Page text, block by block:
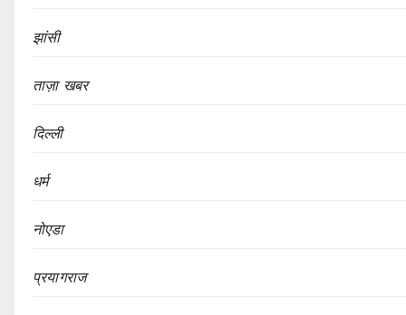
झांसी
ताज़ा खबर
दिल्ली
धर्म
नोएडा
प्रयागराज